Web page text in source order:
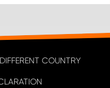
COUNTRY